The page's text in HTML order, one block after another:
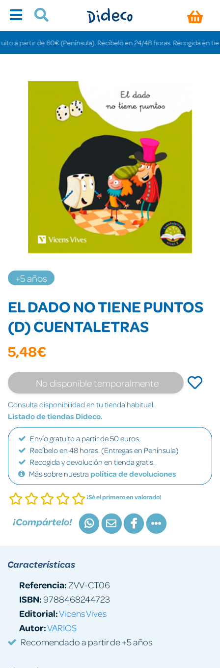
a partir de 60€ (Península). Recíbelo en 24/48 horas. Recogida en
+5 años
EL DADO NO TIENE PUNTOS
(D) CUENTALETRAS
5,48€
No disponible temporalmente
Consulta disponibilidad en tu tienda habitual.
Listado de tiendas Dideco.
Envío gratuito a partir de 50 euros.
Recíbelo en 48 horas. (Entregas en Península)
Recogida y devolución en tienda gratis.
Más sobre nuestra política de devoluciones
¡Sé el primero en valorarlo!
¡Compártelo!
Características
Referencia: ZVV-CT06
ISBN:9788468244723
Editorial:Vicens Vives
Autor:VARIOS
Recomendado a partir de +5 años